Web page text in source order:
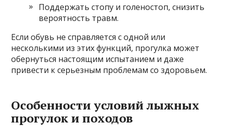
Поддержать стопу и голеностоп, снизить
вероятность травм.
Если обувь не справляется с одной или
несколькими из этих функций, прогулка может
обернуться настоящим испытанием и даже
привести к серьезным проблемам со здоровьем.
Особенности условий лыжных
прогулок и походов